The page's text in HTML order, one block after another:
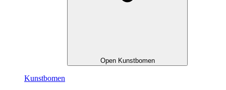
Open Kunstbomen
Kunstbomen